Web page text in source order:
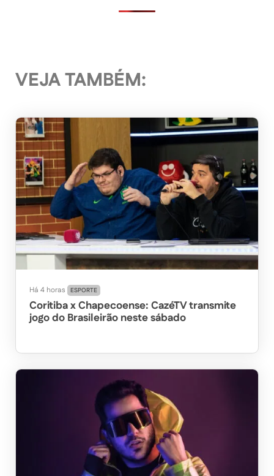
VEJA TAMBÉM:
Há 4 horas ESPORTE
Coritiba x Chapecoense: CazéTV transmite
jogo do Brasileirão neste sábado